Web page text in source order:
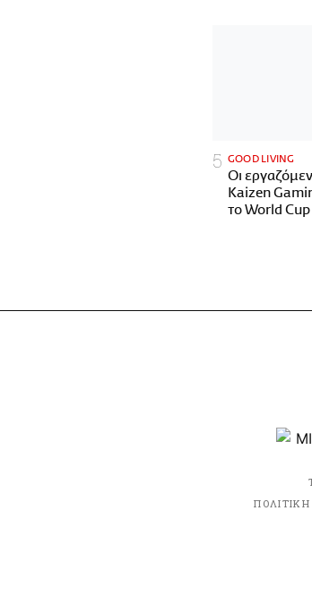
GOOD LIVING
Οι
Kaizen
το World